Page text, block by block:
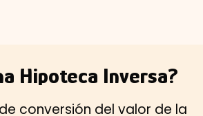
Hipoteca Inversa?
conversión del valor de la